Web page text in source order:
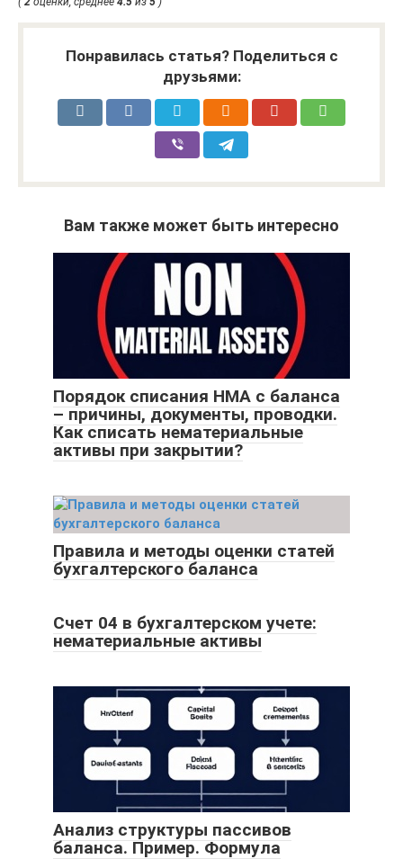
Понравилась статья? Поделиться с
друзьями:
Вам также может быть интересно
Порядок списания НМА с баланса
– причины, документы, проводки.
Как списать нематериальные
активы при закрытии?
Правила и методы оценки статей
бухгалтерского баланса
Счет 04 в бухгалтерском учете:
нематериальные активы
Анализ структуры пассивов
баланса. Пример. Формула